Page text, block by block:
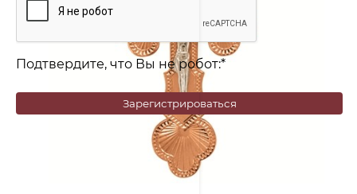
Подтвердите, что Вы не робот:*
Зарегистрироваться